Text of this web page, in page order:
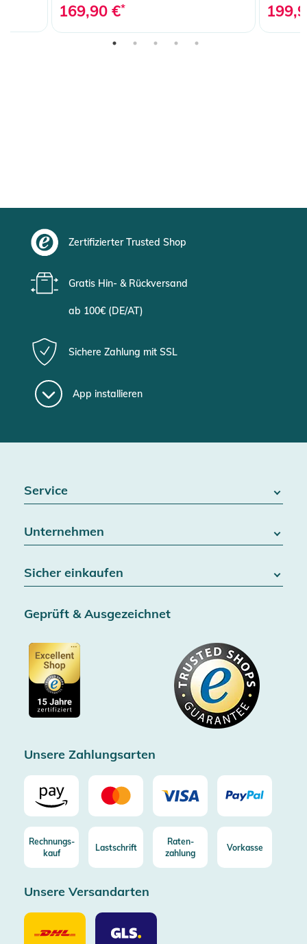
169,90 €*
Zertifizierter Trusted Shop
Gratis Hin- & Rückversand
ab 100€ (DE/AT)
Sichere Zahlung mit SSL
App installieren
Service
Batteriegesetz
Widerrufsrecht
Vertrag widerrufen
AGB & Kundeninformationen
Datenschutz
Cookie-Einstellungen
Unternehmen
Blog
Jobs
Gutscheine
Showroom Düsseldorf
Impressum
Sicher einkaufen
SSL-Verschlüsselung
Zertifiziert durch Trusted Shops
Käuferschutz bis 20000€
Gratis Versand ab 100€ Bestellwert (in DE/AT)
Kostenlose Rücksendung (aus DE/AT)
Geprüft & Ausgezeichnet
Unsere Zahlungsarten
Rechnungs-
kauf
Lastschrift
Raten-
zahlung
Vorkasse
Unsere Versandarten
Unsere
Versandarten
Unsere
Versandarten